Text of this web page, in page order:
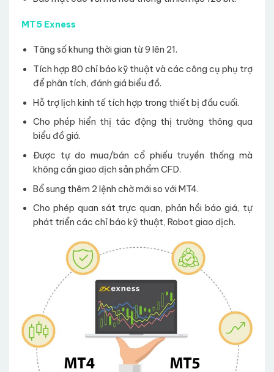
MT5 Exness
Tăng số khung thời gian từ 9 lên 21.
Tích hợp 80 chỉ báo kỹ thuật và các công cụ phụ trợ
để phân tích, đánh giá biểu đồ.
Hỗ trợ lịch kinh tế tích hợp trong thiết bị đầu cuối.
Cho phép hiển thị tác động thị trường thông qua
biểu đồ giá.
Được tự do mua/bán cổ phiếu truyền thống mà
không cần giao dịch sản phẩm CFD.
Bổ sung thêm 2 lệnh chờ mới so với MT4.
Cho phép quan sát trực quan, phản hồi báo giá, tự
phát triển các chỉ báo kỹ thuật, Robot giao dịch.